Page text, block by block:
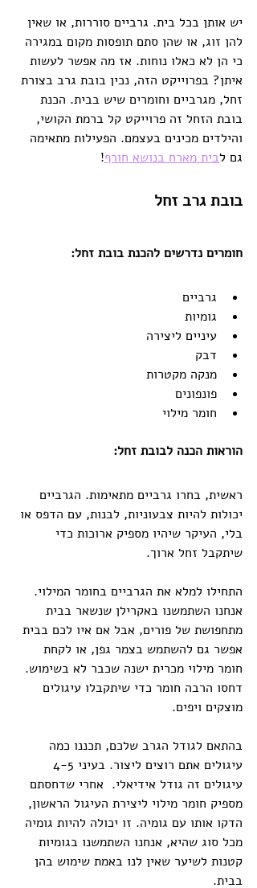
יש אותן בכל בית. גרביים סוררות, או שאין
להן זוג, או שהן סתם תופסות מקום במגירה
כי הן לא כאלו נוחות. אז מה אפשר לעשות
איתן? בפרוייקט הזה, נכין בובת גרב בצורת
זחל, מגרביים וחומרים שיש בבית. הכנת
בובת הזחל זה פרוייקט קל ברמת הקושי,
והילדים מכינים בעצמם. הפעילות מתאימה
גם לבית מארח בנושא חורף!
בובת גרב זחל
חומרים נדרשים להכנת בובת זחל:
גרביים
גומיות
עיניים ליצירה
דבק
מנקה מקטרות
פונפונים
חומר מילוי
הוראות הכנה לבובת זחל:
ראשית, בחרו גרביים מתאימות. הגרביים
יכולות להיות צבעוניות, לבנות, עם הדפס או
בלי, העיקר שיהיו מספיק ארוכות כדי
שיתקבל זחל ארוך.
התחילו למלא את הגרביים בחומר המילוי.
אנחנו השתמשנו באקרילן שנשאר בבית
מתחפושת של פורים, אבל אם איו לכם בבית
אפשר גם להשתמש בצמר גפן, או לקחת
חומר מילוי מכרית ישנה שכבר לא בשימוש.
דחסו הרבה חומר כדי שיתקבלו עיגולים
מוצקים ויפים.
בהתאם לגודל הגרב שלכם, תכננו כמה
עיגולים זה גודל אידיאלי.  אחרי שדחסתם
מספיק חומר מילוי ליצירת העיגול הראשון,
הדקו אותו עם גומיה. זו יכולה להיות גומיה
מכל סוג שהיא, אנחנו השתמשנו בגומיות
קטנות לשיער שאין לנו באמת שימוש בהן
בבית.